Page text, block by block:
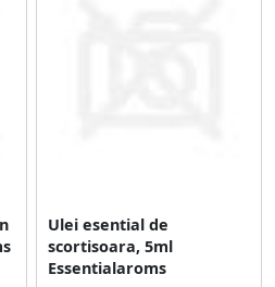
Ulei esential de
scortisoara, 5ml
Essentialaroms